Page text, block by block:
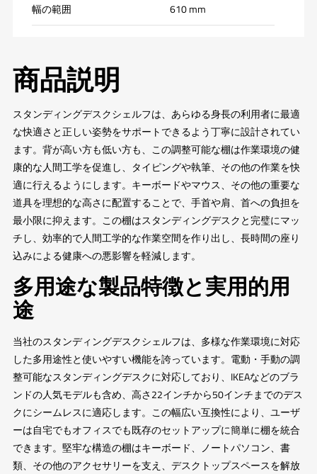
幅の範囲 610 mm
商品説明
スタンディングデスクシェルフは、あらゆる身長の利用者に最適
な快適さと正しい姿勢をサポートできるよう丁寧に設計されてい
ます。背が高い方も低い方も、この調整可能な棚は作業環境の健
康的な人間工学を促進し、タイピングや執筆、その他の作業を快
適に行えるようにします。キーボードやマウス、その他の重要な
道具を理想的な高さに配置することで、手首や肩、首への負担を
最小限に抑えます。この棚はスタンディングデスクと完璧にマッ
チし、効率的で人間工学的な作業空間を作り出し、長時間の座り
込みによる健康への悪影響を軽減します。
多用途な製品特徴と実用的用
途
当社のスタンディングデスクシェルフは、多様な作業環境に対応
した多用途性と使いやすい機能を誇っています。電動・手動の調
整可能なスタンディングデスクに対応しており、IKEAなどのブラ
ンドの人気モデルも含め、高さ22インチから50インチまでのデス
クにシームレスに適応します。この幅広い互換性により、ユーザ
ーは自宅でもオフィスでも既存のセットアップに簡単に棚を統合
できます。堅牢な構造の棚はキーボード、ノートパソコン、書
類、その他のアクセサリーを支え、デスクトップスペースを解放